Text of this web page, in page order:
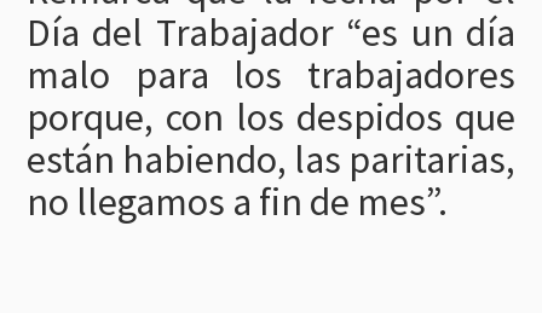
Día del Trabajador “es un día
malo para los trabajadores
porque, con los despidos que
están habiendo, las paritarias,
no llegamos a fin de mes”.